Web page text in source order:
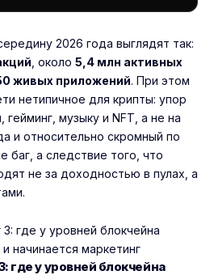
2026 года выглядят так:
, около 5,4 млн активных
живых приложений. При этом
нетипичное для крипты: упор
гейминг, музыку и NFT, а не на
и относительно скромный по
баг, а следствие того, что
не за доходностью в пулах, а
где у уровней блокчейна